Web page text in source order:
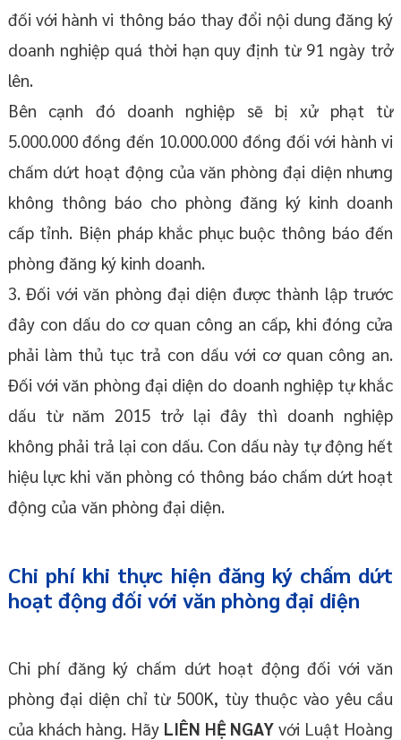
đối với hành vi thông báo thay đổi nội dung đăng ký
doanh nghiệp quá thời hạn quy định từ 91 ngày trở
lên.
Bên cạnh đó doanh nghiệp sẽ bị xử phạt từ
5.000.000 đồng đến 10.000.000 đồng đối với hành vi
chấm dứt hoạt động của văn phòng đại diện nhưng
không thông báo cho phòng đăng ký kinh doanh
cấp tỉnh. Biện pháp khắc phục buộc thông báo đến
phòng đăng ký kinh doanh.
3. Đối với văn phòng đại diện được thành lập trước
đây con dấu do cơ quan công an cấp, khi đóng cửa
phải làm thủ tục trả con dấu với cơ quan công an.
Đối với văn phòng đại diện do doanh nghiệp tự khắc
dấu từ năm 2015 trở lại đây thì doanh nghiệp
không phải trả lại con dấu. Con dấu này tự động hết
hiệu lực khi văn phòng có thông báo chấm dứt hoạt
động của văn phòng đại diện.
Chi phí khi thực hiện đăng ký chấm dứt
hoạt động đối với văn phòng đại diện
Chi phí đăng ký chấm dứt hoạt động đối với văn
phòng đại diện chỉ từ 500K, tùy thuộc vào yêu cầu
của khách hàng. Hãy LIÊN HỆ NGAYvới Luật Hoàng